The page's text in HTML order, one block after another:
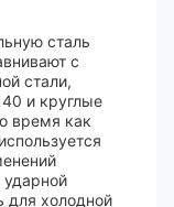
сталь
с
стали,
и круглые
время как
ударной
для холодной